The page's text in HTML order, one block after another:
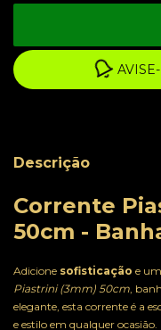
Descrição
Corrente
50cm -
Adicione sofisticação e
Piastrini (3mm) 50cm ,
elegante, esta corrente é a
e estilo em qualquer ocasião.